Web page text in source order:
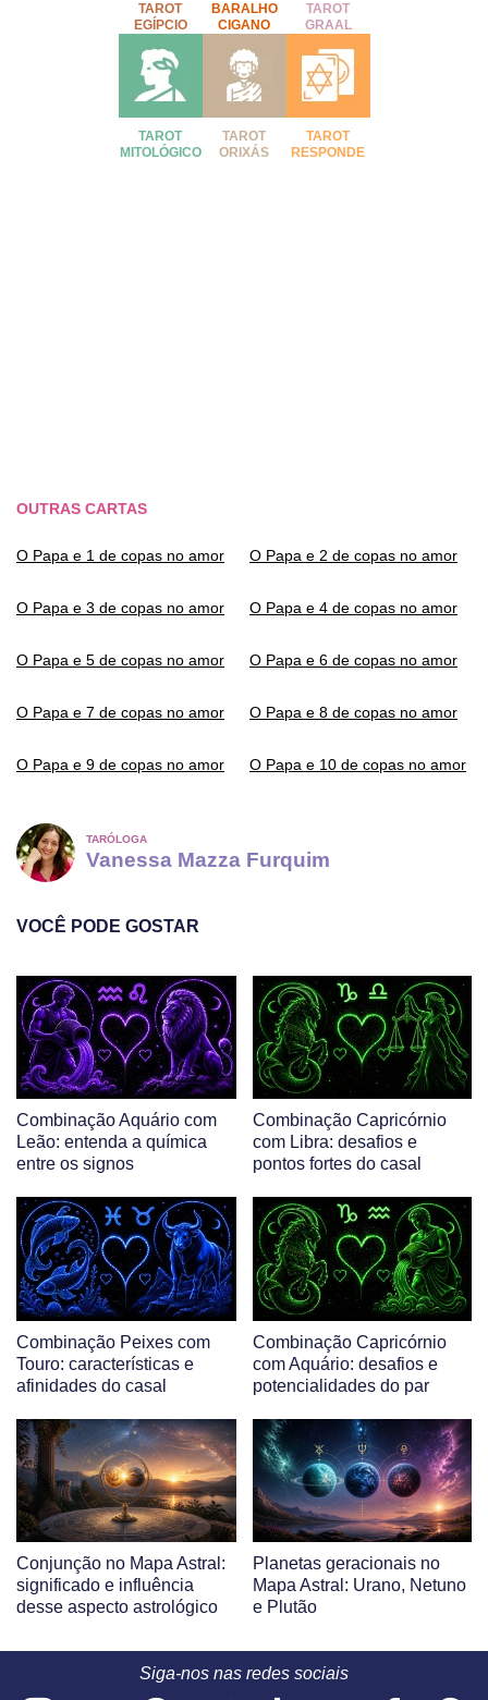
TAROT
EGÍPCIO
BARALHO
CIGANO
TAROT
GRAAL
TAROT
MITOLÓGICO
TAROT
ORIXÁS
TAROT
RESPONDE
OUTRAS CARTAS
O Papa e 1 de copas no amor O Papa e 2 de copas no amor
O Papa e 3 de copas no amor O Papa e 4 de copas no amor
O Papa e 5 de copas no amor O Papa e 6 de copas no amor
O Papa e 7 de copas no amor O Papa e 8 de copas no amor
O Papa e 9 de copas no amor O Papa e 10 de copas no amor
TARÓLOGA
Vanessa Mazza Furquim
VOCÊ PODE GOSTAR
Combinação Aquário com
Leão: entenda a química
entre os signos
Combinação Capricórnio
com Libra: desafios e
pontos fortes do casal
Combinação Peixes com
Touro: características e
afinidades do casal
Combinação Capricórnio
com Aquário: desafios e
potencialidades do par
Conjunção no Mapa Astral:
significado e influência
desse aspecto astrológico
Planetas geracionais no
Mapa Astral: Urano, Netuno
e Plutão
Siga-nos nas redes sociais